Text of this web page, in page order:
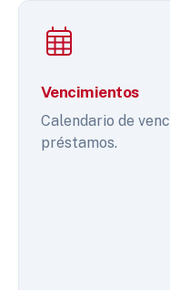
Vencimientos
Calendario de
préstamos.